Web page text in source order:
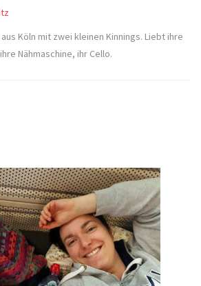
Köln mit zwei kleinen Kinnings. Liebt ihre
Nähmaschine, ihr Cello.